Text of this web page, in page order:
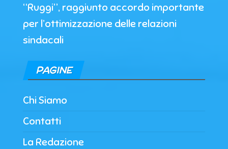
“Ruggi”, raggiunto accordo importante
per l’ottimizzazione delle relazioni
sindacali
PAGINE
Chi Siamo
Contatti
La Redazione